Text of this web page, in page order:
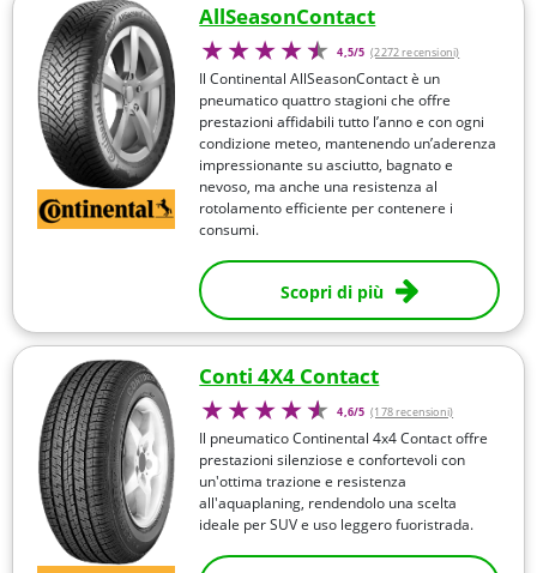
AllSeasonContact
4,5/5 (2272 recensioni)
Il Continental AllSeasonContact è un
pneumatico quattro stagioni che offre
prestazioni affidabili tutto l’anno e con ogni
condizione meteo, mantenendo un’aderenza
impressionante su asciutto, bagnato e
nevoso, ma anche una resistenza al
rotolamento efficiente per contenere i
consumi.
Scopri di più
Conti 4X4 Contact
4,6/5 (178 recensioni)
Il pneumatico Continental 4x4 Contact offre
prestazioni silenziose e confortevoli con
un'ottima trazione e resistenza
all'aquaplaning, rendendolo una scelta
ideale per SUV e uso leggero fuoristrada.